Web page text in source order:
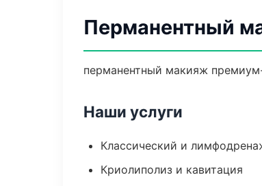
Перманентный
перманентный макияж
Наши услуги
Классический и
Криолиполиз и кавитация